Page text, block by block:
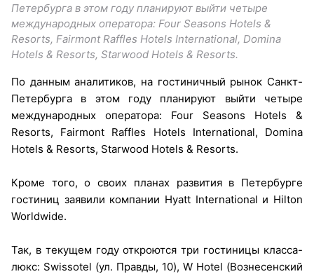
Петербурга в этом году планируют выйти четыре
международных оператора: Four Seasons Hotels &
Resorts, Fairmont Raffles Hotels International, Domina
Hotels & Resorts, Starwood Hotels & Resorts.
По данным аналитиков, на гостиничный рынок Санкт-
Петербурга в этом году планируют выйти четыре
международных оператора: Four Seasons Hotels &
Resorts, Fairmont Raffles Hotels International, Domina
Hotels & Resorts, Starwood Hotels & Resorts.
Кроме того, о своих планах развития в Петербурге
гостиниц заявили компании Hyatt International и Hilton
Worldwide.
Так, в текущем году откроются три гостиницы класса-
люкс: Swissotel (ул. Правды, 10), W Hotel (Вознесенский